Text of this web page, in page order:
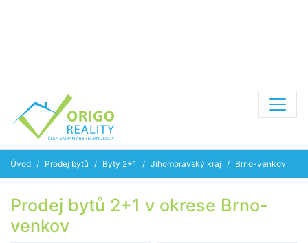
Úvod Prodej bytů Byty 2+1 Jihomoravský kraj Brno-venkov
Prodej bytů 2+1 v okrese Brno-
venkov